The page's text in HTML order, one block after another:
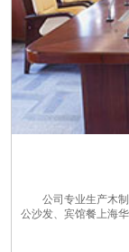
公司专业生产木
公沙发、宾馆餐上海